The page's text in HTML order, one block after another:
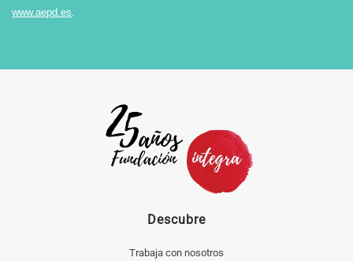
www.aepd.es
Descubre
Trabaja con nosotros